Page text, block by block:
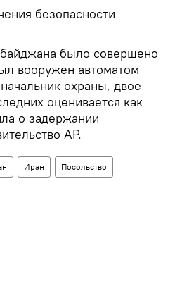
безопасности
было совершено
вооружен автоматом
охраны, двое
оценивается как
о задержании
АР.
Иран Посольство